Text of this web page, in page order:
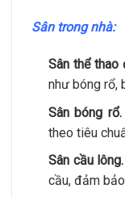
Sân trong nhà:
Sân thể thao
như bóng rổ,
Sân bóng
theo tiêu
Sân cầu
cầu, đảm